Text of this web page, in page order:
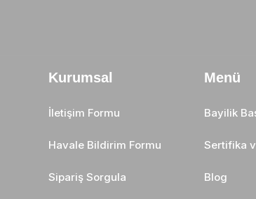
Kurumsal
İletişim Formu
Havale Bildirim Formu
Sipariş Sorgula
Menü
Bayilik
Sertifika
Blog